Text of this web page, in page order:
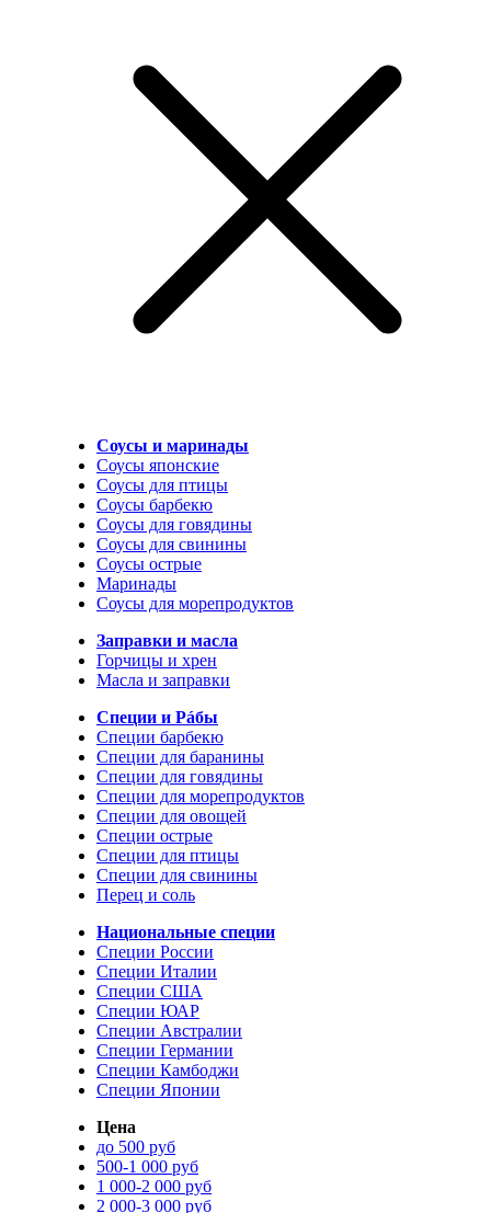
Соусы и маринады
Соусы японские
Соусы для птицы
Соусы барбекю
Соусы для говядины
Соусы для свинины
Соусы острые
Маринады
Соусы для морепродуктов
Заправки и масла
Горчицы и хрен
Масла и заправки
Специи и Рáбы
Специи барбекю
Специи для баранины
Специи для говядины
Специи для морепродуктов
Специи для овощей
Специи острые
Специи для птицы
Специи для свинины
Перец и соль
Национальные специи
Специи России
Специи Италии
Специи США
Специи ЮАР
Специи Австралии
Специи Германии
Специи Камбоджи
Специи Японии
Цена
до 500 руб
500-1 000 руб
1 000-2 000 руб
2 000-3 000 руб